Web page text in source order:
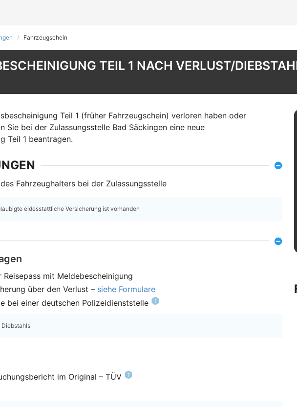
Fahrzeugschein
TEIL 1 NACH VERLUST/
Teil 1 (früher Fahrzeugschein) verloren haben oder
Sie bei der Zulassungsstelle Bad Säckingen eine neue
Teil 1 beantragen.
Fahrzeughalters bei der Zulassungsstelle
eidesstattliche Versicherung ist vorhanden
Reisepass mit Meldebescheinigung
über den Verlust – siehe Formulare
bei einer deutschen Polizeidienststelle
Diebstahls
im Original – TÜV